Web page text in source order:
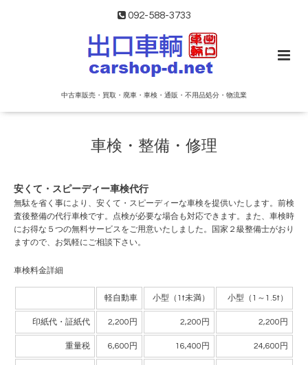
092-588-3733
中古車販売・買取・廃車・車検・通販・不用品処分・物流業
車検・整備・修理
安くて・スピーディー車検代行
無駄を省く事により、安くて・スピーディーな車検を提供いたします。前検
査後整備の代行車検です。点検が必要な場合も対応できます。また、車検時
にお得な５つの無料サービスをご用意いたしました。国家２級整備士がおり
ますので、お気軽にご相談下さい。
車検料金詳細
軽自動車 小型（1t未満） 小型（1～1.5t）
印紙代・証紙代 2,200円 2,200円 2,200円
重量税 6,600円 16,400円 24,600円